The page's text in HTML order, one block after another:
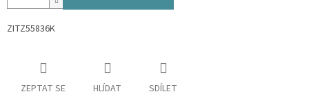
ZITZ55836K
ZEPTAT SE HLÍDAT SDÍLET